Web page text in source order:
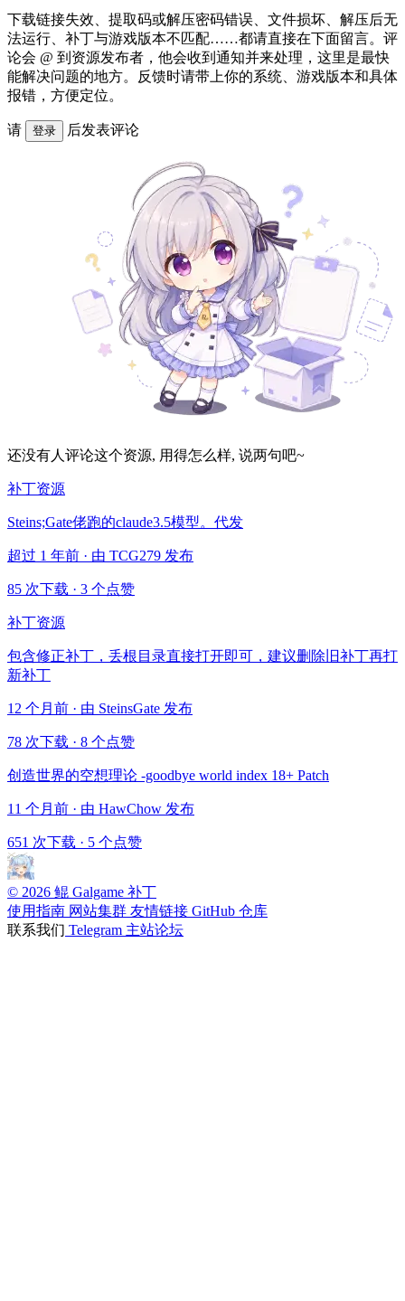
下载链接失效、提取码或解压密码错误、文件损坏、解压后无
法运行、补丁与游戏版本不匹配……都请直接在下面留言。评
论会 @ 到资源发布者，他会收到通知并来处理，这里是最快
能解决问题的地方。反馈时请带上你的系统、游戏版本和具体
报错，方便定位。
请 登录 后发表评论
还没有人评论这个资源, 用得怎么样, 说两句吧~
补丁资源
Steins;Gate佬跑的claude3.5模型。代发
超过 1 年前 · 由 TCG279 发布
85 次下载 · 3 个点赞
补丁资源
包含修正补丁，丢根目录直接打开即可，建议删除旧补丁再打
新补丁
12 个月前 · 由 SteinsGate 发布
78 次下载 · 8 个点赞
创造世界的空想理论 -goodbye world index 18+ Patch
11 个月前 · 由 HawChow 发布
651 次下载 · 5 个点赞
© 2026 鲲 Galgame 补丁
使用指南 网站集群 友情链接 GitHub 仓库
联系我们 Telegram 主站论坛